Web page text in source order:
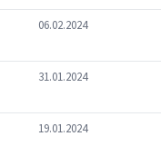
06.02.2024
31.01.2024
19.01.2024